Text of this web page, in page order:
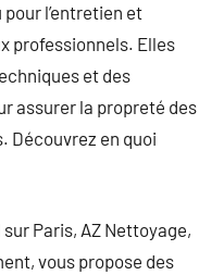
l’entretien et
professionnels. Elles
et des
assurer la propreté des
Découvrez en quoi
Paris, AZ Nettoyage,
vous propose des